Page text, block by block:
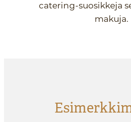
catering-suosikkeja
makuja.